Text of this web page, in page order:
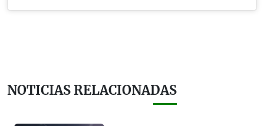
NOTICIAS RELACIONADAS